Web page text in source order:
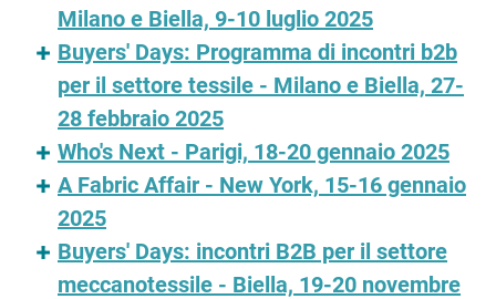
Milano e Biella, 9-10 luglio 2025
Buyers' Days: Programma di incontri b2b
per il settore tessile - Milano e Biella, 27-
28 febbraio 2025
Who's Next - Parigi, 18-20 gennaio 2025
A Fabric Affair - New York, 15-16 gennaio
2025
Buyers' Days: incontri B2B per il settore
meccanotessile - Biella, 19-20 novembre